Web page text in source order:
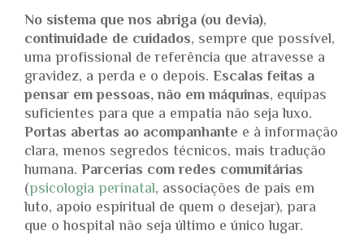
No sistema que nos abriga (ou devia),
continuidade de cuidados, sempre que possível,
uma profissional de referência que atravesse a
gravidez, a perda e o depois. Escalas feitas a
pensar em pessoas, não em máquinas, equipas
suficientes para que a empatia não seja luxo.
Portas abertas ao acompanhante e à informação
clara, menos segredos técnicos, mais tradução
humana. Parcerias com redes comunitárias
(psicologia perinatal, associações de pais em
luto, apoio espiritual de quem o desejar), para
que o hospital não seja último e único lugar.